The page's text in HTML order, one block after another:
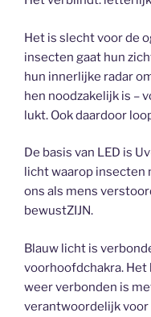
Het is slecht voor de
insecten gaat hun
hun innerlijke radar
hen noodzakelijk is –
lukt. Ook daardoor
De basis van LED is
licht waarop insecten
ons als mens
bewustZIJN.
Blauw licht is
voorhoofdchakra.
weer verbonden is
verantwoordelijk